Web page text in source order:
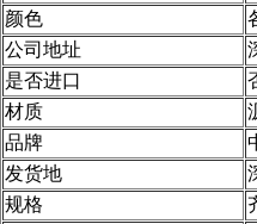
颜色
公司地址
是否进口
材质
品牌
发货地
规格